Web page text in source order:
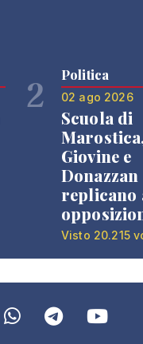
2 Politica
02 ago 2026
Scuola di
Giovine e
Donazzan
replicano
Visto 20.215